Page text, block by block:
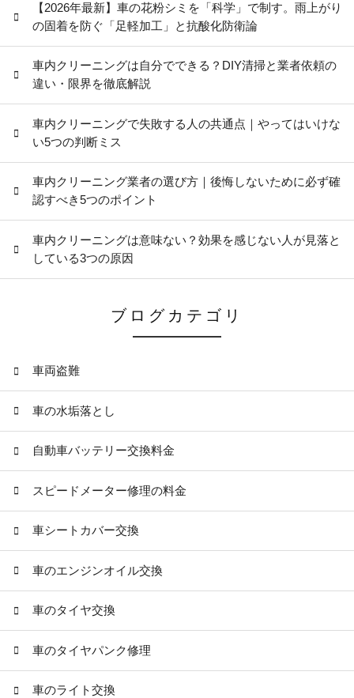
【2026年最新】車の花粉シミを「科学」で制す。雨上がり
の固着を防ぐ「足軽加工」と抗酸化防衛論
車内クリーニングは自分でできる？DIY清掃と業者依頼の
違い・限界を徹底解説
車内クリーニングで失敗する人の共通点｜やってはいけな
い5つの判断ミス
車内クリーニング業者の選び方｜後悔しないために必ず確
認すべき5つのポイント
車内クリーニングは意味ない？効果を感じない人が見落と
している3つの原因
ブログカテゴリ
車両盗難
車の水垢落とし
自動車バッテリー交換料金
スピードメーター修理の料金
車シートカバー交換
車のエンジンオイル交換
車のタイヤ交換
車のタイヤパンク修理
車のライト交換